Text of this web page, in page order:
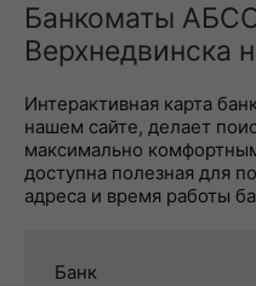
Банкоматы
Верхнедвинска
Интерактивная карта
нашем сайте, делает
максимально
доступна полезная для
адреса и время работы
Банк